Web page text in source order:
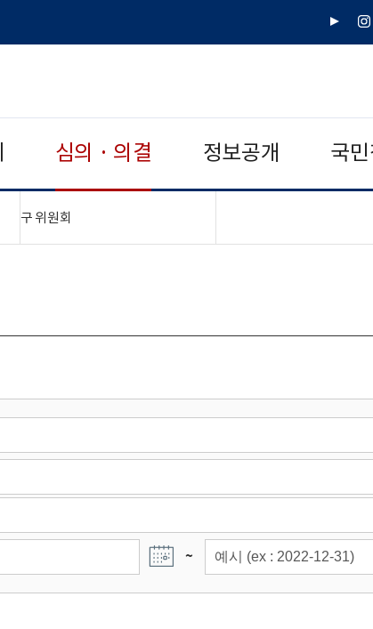
유
인
심의 · 의결 정보공개 국
구 위원회
~